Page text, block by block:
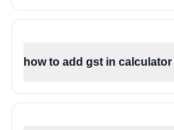
how to add gst in calculator